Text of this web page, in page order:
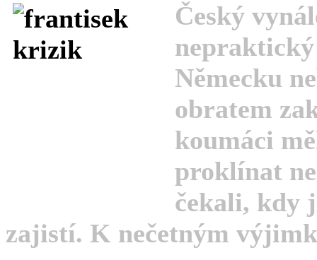
Český
Německu
obratem
koumáci
proklínat
čekali, kdy
zajistí. K nečetným